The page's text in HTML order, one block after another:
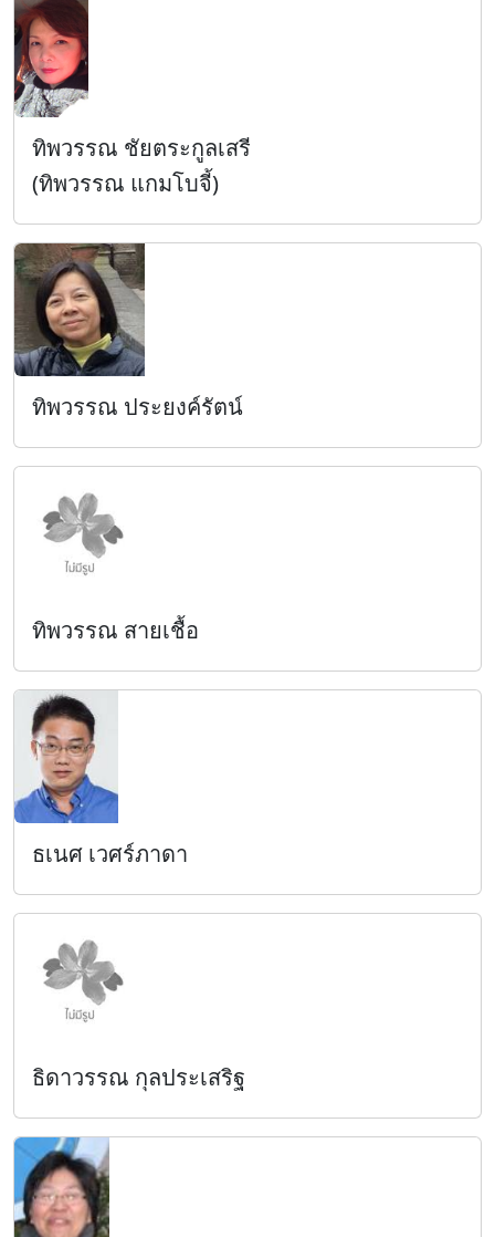
ทิพวรรณ ชัยตระกูลเสรี
(ทิพวรรณ แกมโบจี้)
ทิพวรรณ ประยงค์รัตน์
ทิพวรรณ สายเชื้อ
ธเนศ เวศร์ภาดา
ธิดาวรรณ กุลประเสริฐ